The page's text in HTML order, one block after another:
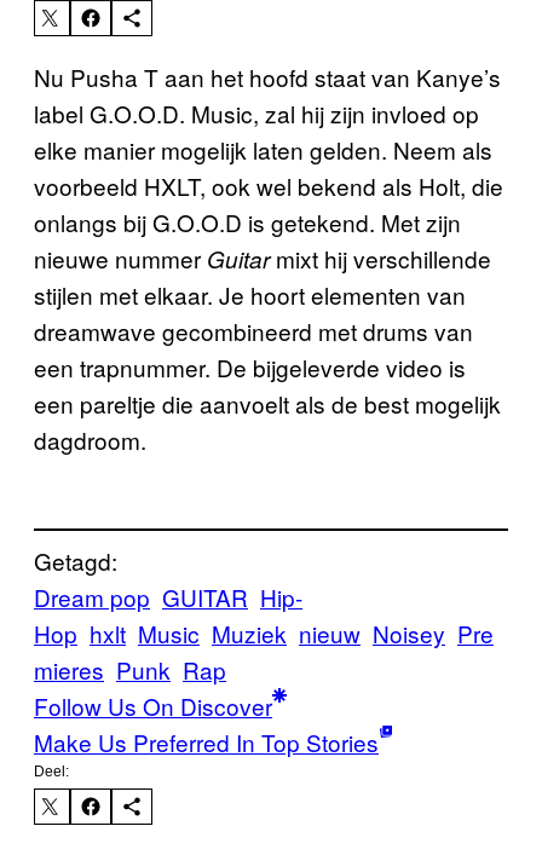
Nu Pusha T aan het hoofd staat van Kanye’s
label G.O.O.D. Music, zal hij zijn invloed op
elke manier mogelijk laten gelden. Neem als
voorbeeld HXLT, ook wel bekend als Holt, die
onlangs bij G.O.O.D is getekend. Met zijn
nieuwe nummer Guitarmixt hij verschillende
stijlen met elkaar. Je hoort elementen van
dreamwave gecombineerd met drums van
een trapnummer. De bijgeleverde video is
een pareltje die aanvoelt als de best mogelijk
dagdroom.
Getagd:
Dream pop GUITAR Hip-
Hop hxlt Music Muziek nieuw Noisey Pre
mieres Punk Rap
Follow Us On Discover
Make Us Preferred In Top Stories
Deel: